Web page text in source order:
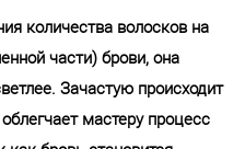
количества волосков на
части) брови, она
Зачастую происходит
мастеру процесс